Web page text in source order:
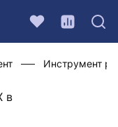
Инструмент